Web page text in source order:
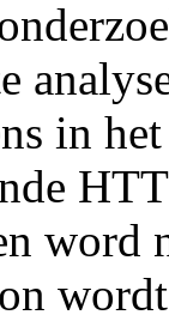
in
word